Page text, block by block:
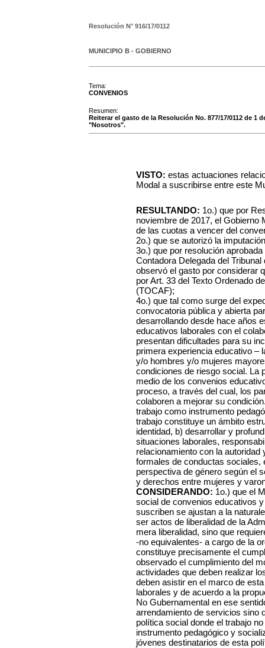
Resolución N° 916/17/0112
MUNICIPIO B - GOBIERNO
Tema:
CONVENIOS
Resumen:
Reiterar el gasto de la Resolución No. 877/17/0112 de 1
"Nosotros".
VISTO: estas actuaciones
Modal a suscribirse entre este
RESULTANDO: 1o.) que por
noviembre de 2017, el Gobierno
de las cuotas a vencer del
2o.) que se autorizó la
3o.) que por resolución
Contadora Delegada del
observó el gasto por considerar
por Art. 33 del Texto Ordenado
(TOCAF);
4o.) que tal como surge del
convocatoria pública y abierta
desarrollando desde hace años
educativos laborales con el
presentan dificultades para su
primera experiencia educativo –
y/o hombres y/o mujeres
condiciones de riesgo social. La
medio de los convenios
proceso, a través del cual, los
colaboren a mejorar su
trabajo como instrumento
trabajo constituye un ámbito
identidad, b) desarrollar y
situaciones laborales,
relacionamiento con la
formales de conductas sociales,
perspectiva de género según el
y derechos entre mujeres y
CONSIDERANDO: 1o.) que el
social de convenios educativos
suscriben se ajustan a la
ser actos de liberalidad de la
mera liberalidad, sino que
-no equivalentes- a cargo de la
constituye precisamente el
observado el cumplimiento del
actividades que deben realizar
deben asistir en el marco de
laborales y de acuerdo a la
No Gubernamental en ese
arrendamiento de servicios sino
política social donde el trabajo
instrumento pedagógico y
jóvenes destinatarios de esta